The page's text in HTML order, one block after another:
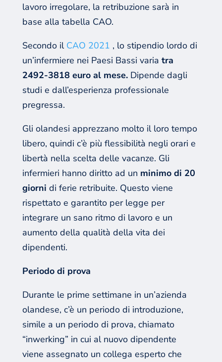
lavoro irregolare, la retribuzione sarà in
base alla tabella CAO.
Secondo il CAO 2021 , lo stipendio lordo di
un’infermiere nei Paesi Bassi varia tra
2492-3818 euro al mese. Dipende dagli
studi e dall’esperienza professionale
pregressa.
Gli olandesi apprezzano molto il loro tempo
libero, quindi c’è più flessibilità negli orari e
libertà nella scelta delle vacanze. Gli
infermieri hanno diritto ad un minimo di 20
giorni di ferie retribuite. Questo viene
rispettato e garantito per legge per
integrare un sano ritmo di lavoro e un
aumento della qualità della vita dei
dipendenti.
Periodo di prova
Durante le prime settimane in un’azienda
olandese, c’è un periodo di introduzione,
simile a un periodo di prova, chiamato
“inwerking” in cui al nuovo dipendente
viene assegnato un collega esperto che